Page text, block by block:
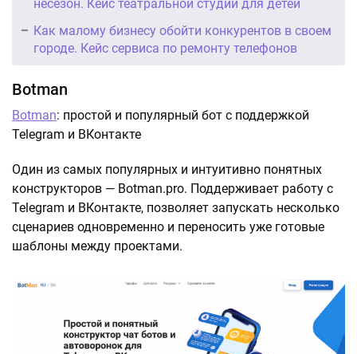
несезон. Кейс театральной студии для детей
Как малому бизнесу обойти конкурентов в своем
городе. Кейс сервиса по ремонту телефонов
Botman
Botman: простой и популярный бот с поддержкой
Telegram и ВКонтакте
Один из самых популярных и интуитивно понятных
конструкторов — Botman.pro. Поддерживает работу с
Telegram и ВКонтакте, позволяет запускать несколько
сценариев одновременно и переносить уже готовые
шаблоны между проектами.